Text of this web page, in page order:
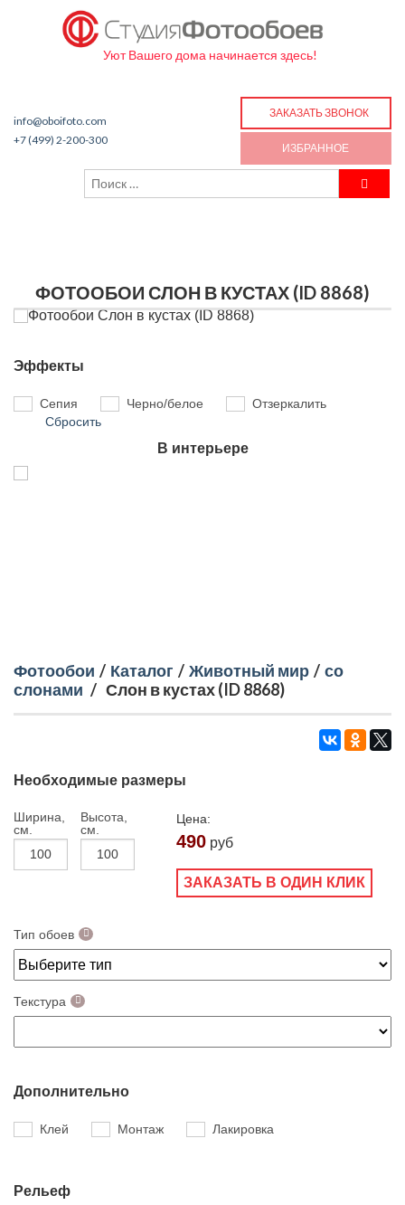
Уют Вашего дома начинается здесь!
info@oboifoto.com
+7 (499) 2-200-300
ЗАКАЗАТЬ ЗВОНОК
ИЗБРАННОЕ
ФОТООБОИ СЛОН В КУСТАХ (ID 8868)
Эффекты
Сепия Черно/белое
Отзеркалить
Сбросить
В интерьере
Фотообои / Каталог / Животный мир / со
слонами / Слон в кустах (ID 8868)
Необходимые размеры
Ширина,
см.
Высота,
см.
Цена:
490 руб
ЗАКАЗАТЬ В ОДИН КЛИК
Тип обоев
Текстура
Дополнительно
Клей Монтаж Лакировка
Рельеф